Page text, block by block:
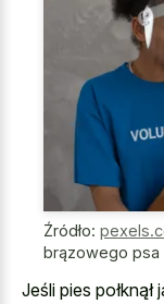
Źródło:
brązowego psa
Jeśli pies